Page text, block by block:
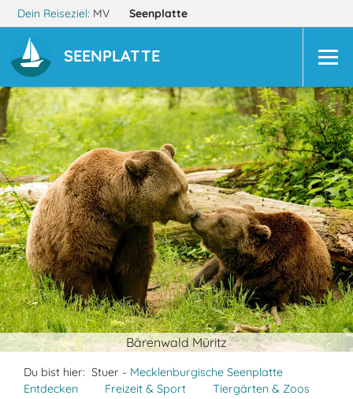
Dein Reiseziel: MV Seenplatte
SEENPLATTE
Bärenwald Müritz
Du bist hier: Stuer - Mecklenburgische Seenplatte
Entdecken
Freizeit & Sport Tiergärten & Zoos